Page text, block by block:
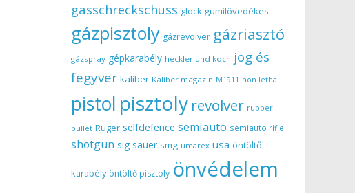
gasschreckschuss glock gumilövedékes
gázpisztoly gázrevolver gázriasztó
gázspray gépkarabély heckler und koch jog és
fegyver kaliber Kaliber magazin M1911 non lethal
pistol pisztoly revolver rubber
bullet Ruger selfdefence semiauto semiauto rifle
shotgun sig sauer smg umarex usa öntöltő
karabély öntöltő pisztoly önvédelem